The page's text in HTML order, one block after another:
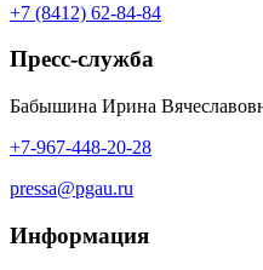
+7 (8412) 62-84-84
Пресс-служба
Бабышина Ирина
+7-967-448-20-28
pressa@pgau.ru
Информация